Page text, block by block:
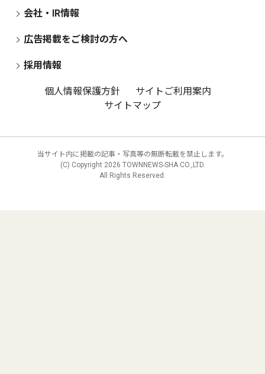
会社・IR情報
広告掲載をご検討の方へ
採用情報
個人情報保護方針
サイトご利用案内
サイトマップ
当サイト内に掲載の記事・写真等の無断転載を禁止します。
(C) Copyright 2026 TOWNNEWS-SHA CO.,LTD.
All Rights Reserved.